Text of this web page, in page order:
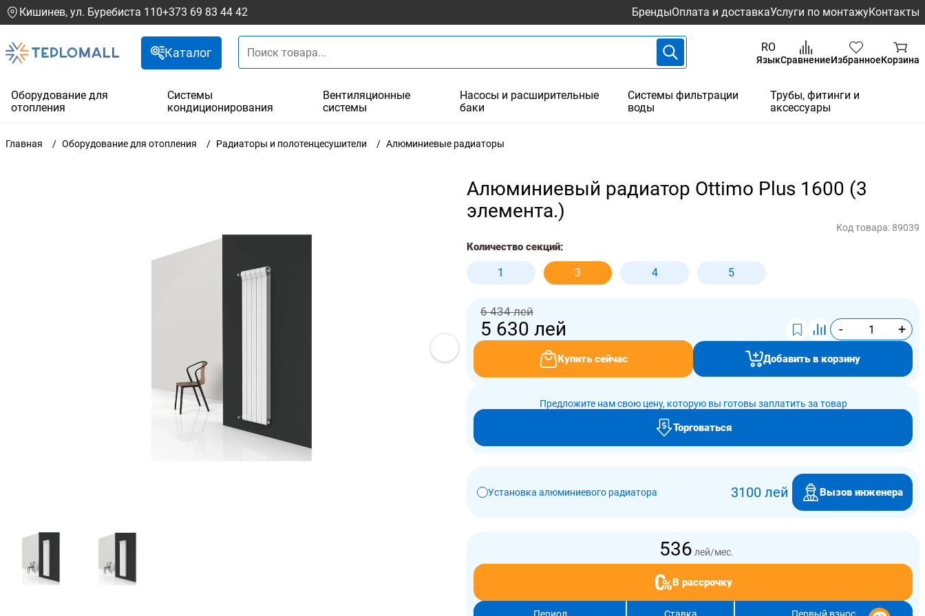
Кишинев, ул. Буребиста 110+373 69 83 44 42 БрендыОплата и доставкаУслуги по монтажуКонтакты
Каталог RO
ЯзыкСравнениеИзбранноеКорзина
Оборудование для
отопления
Системы
кондиционирования
Вентиляционные
системы
Насосы и расширительные
баки
Системы фильтрации
воды
Трубы, фитинги и
аксессуары
Главная Оборудование для отопления Радиаторы и полотенцесушители Алюминиевые радиаторы
Алюминиевый радиатор Ottimo Plus 1600 (3
элемента.)
Код товара: 89039
Количество секций:
1 3 4 5
6 434 лей
5 630 лей - +
Купить сейчас Добавить в корзину
Предложите нам свою цену, которую вы готовы заплатить за товар
Торговаться
Установка алюминиевого радиатора 3100 лей Вызов инженера
536 лей/мес.
В рассрочку